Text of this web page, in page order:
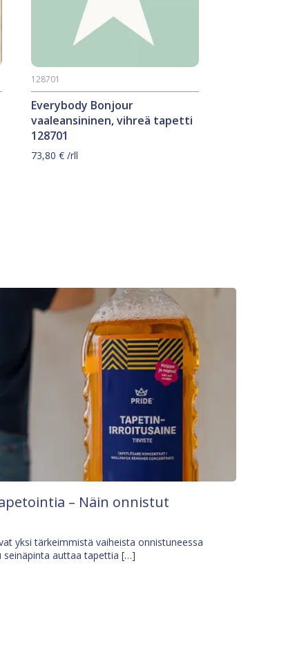
Everybody Bonjour
vaaleansininen, vihreä tapetti
128701
128701
73,80€ /rll
– Näin onnistut
yksi tärkeimmistä vaiheista onnistuneessa
seinäpinta auttaa tapettia […]